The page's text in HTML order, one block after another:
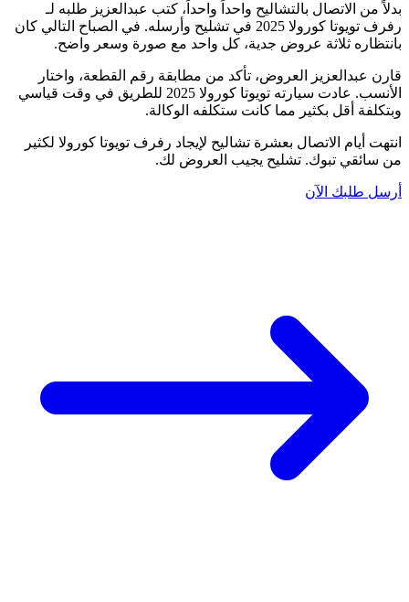
بدلاً من الاتصال بالتشاليح واحداً واحداً، كتب عبدالعزيز طلبه لـ
رفرف تويوتا كورولا 2025 في تشليح وأرسله. في الصباح التالي كان
بانتظاره ثلاثة عروض جدية، كل واحد مع صورة وسعر واضح.
قارن عبدالعزيز العروض، تأكد من مطابقة رقم القطعة، واختار
الأنسب. عادت سيارته تويوتا كورولا 2025 للطريق في وقت قياسي
وبتكلفة أقل بكثير مما كانت ستكلفه الوكالة.
انتهت أيام الاتصال بعشرة تشاليح لإيجاد رفرف تويوتا كورولا لكثير
من سائقي تبوك. تشليح يجيب العروض لك.
أرسل طلبك الآن